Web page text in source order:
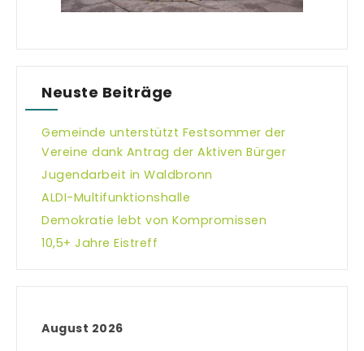
Neuste Beiträge
Gemeinde unterstützt Festsommer der
Vereine dank Antrag der Aktiven Bürger
Jugendarbeit in Waldbronn
ALDI-Multifunktionshalle
Demokratie lebt von Kompromissen
10,5+ Jahre Eistreff
August 2026